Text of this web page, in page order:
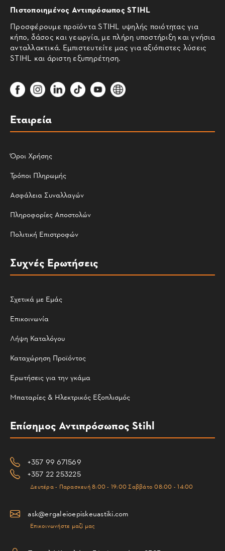
Πιστοποιημένος Αντιπρόσωπος STIHL
Προσφέρουμε προϊόντα STIHL υψηλής ποιότητας για
κήπο, δάσος και γεωργία, με πλήρη υποστήριξη και γνήσια
ανταλλακτικά. Εμπιστευτείτε μας για αξιόπιστες λύσεις
STIHL και άριστη εξυπηρέτηση.
Εταιρεία
Όροι Χρήσης
Τρόποι Πληρωμής
Ασφάλεια Συναλλαγών
Πληροφορίες Αποστολών
Πολιτική Επιστροφών
Συχνές Ερωτήσεις
Σχετικά με Εμάς
Επικοινωνία
Λήψη Καταλόγου
Καταχώρηση Προϊόντος
Ερωτήσεις για την γκάμα
Μπαταρίες & Ηλεκτρικός Εξοπλισμός
Επίσημος Αντιπρόσωπος Stihl
+357 99 671569
+357 22 253225
Δευτέρα - Παρασκευή 8:00 - 19:00 Σαββάτο 08:00 - 14:00
ask@ergaleioepiskeuastiki.com
Επικοινωνήστε μαζί μας